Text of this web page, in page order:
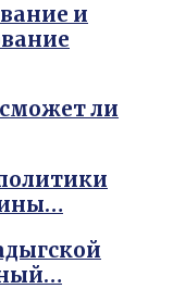
и
ли